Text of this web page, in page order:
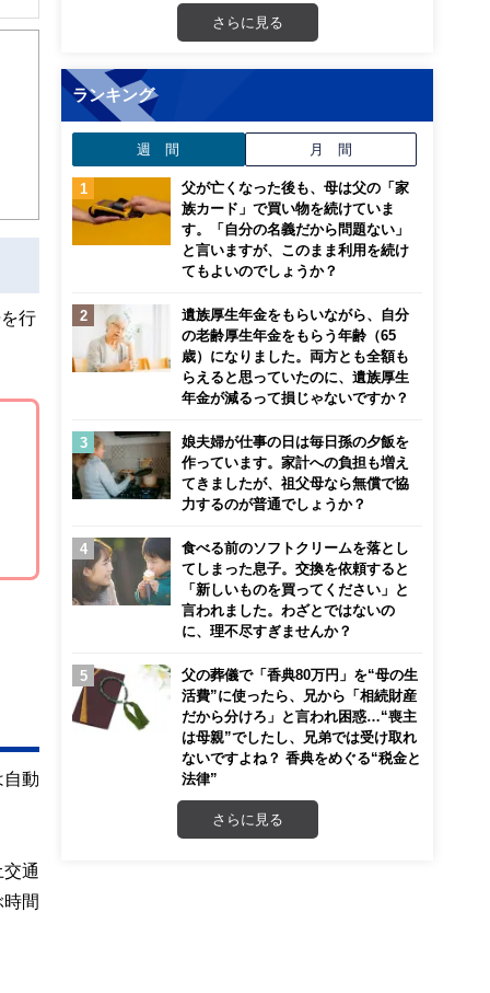
き
行
自動
通
間
さらに見る
ランキング
週 間 月 間
父が亡くなった後も、母は父の「家
族カード」で買い物を続けていま
す。「自分の名義だから問題ない」
と言いますが、このまま利用を続け
てもよいのでしょうか？
遺族厚生年金をもらいながら、自分
の老齢厚生年金をもらう年齢（65
歳）になりました。両方とも全額も
らえると思っていたのに、遺族厚生
年金が減るって損じゃないですか？
娘夫婦が仕事の日は毎日孫の夕飯を
作っています。家計への負担も増え
てきましたが、祖父母なら無償で協
力するのが普通でしょうか？
食べる前のソフトクリームを落とし
てしまった息子。交換を依頼すると
「新しいものを買ってください」と
言われました。わざとではないの
に、理不尽すぎませんか？
父の葬儀で「香典80万円」を“母の生
活費”に使ったら、兄から「相続財産
だから分けろ」と言われ困惑…“喪主
は母親”でしたし、兄弟では受け取れ
ないですよね？ 香典をめぐる“税金と
法律”
さらに見る